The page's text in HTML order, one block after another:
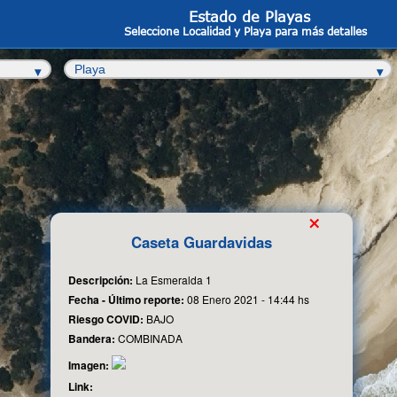
Estado de Playas
Seleccione Localidad y Playa para más detalles
Caseta Guardavidas
Descripción: La Esmeralda 1
Fecha - Último reporte:08 Enero 2021 - 14:44 hs
Riesgo COVID: BAJO
Bandera:COMBINADA
Imagen:
Link:
×